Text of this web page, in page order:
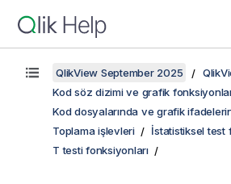
QlikView September 2025
Kod söz dizimi ve grafik
Kod dosyalarında ve grafik
Toplama işlevleri
İstatistiksel test
T testi fonksiyonları